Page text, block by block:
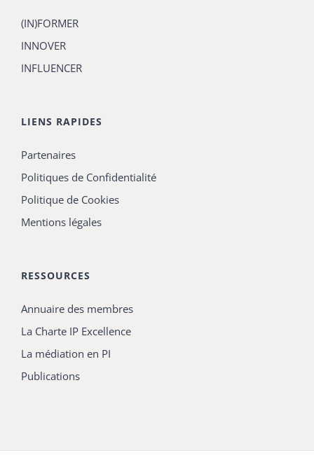
(IN)FORMER
INNOVER
INFLUENCER
LIENS RAPIDES
Partenaires
Politiques de Confidentialité
Politique de Cookies
Mentions légales
RESSOURCES
Annuaire des membres
La Charte IP Excellence
La médiation en PI
Publications